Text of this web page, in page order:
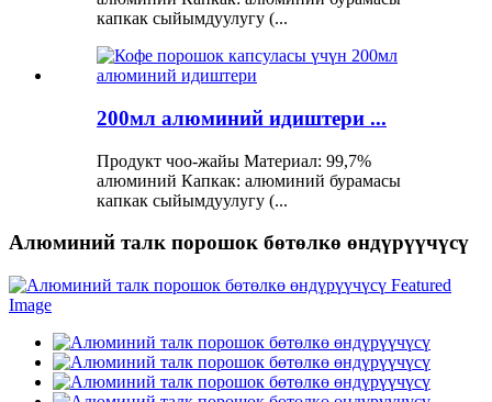
капкак сыйымдуулугу (...
200мл алюминий идиштери ...
Продукт чоо-жайы Материал: 99,7%
алюминий Капкак: алюминий бурамасы
капкак сыйымдуулугу (...
Алюминий талк порошок бөтөлкө өндүрүүчүсү